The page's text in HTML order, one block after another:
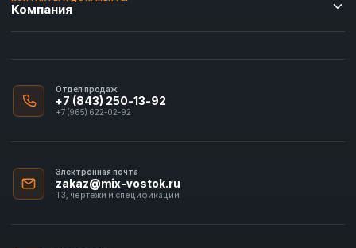
Компания
Отдел продаж
+7 (843) 250-13-92
+7 (965) 622-02-92
Электронная почта
zakaz@mix-vostok.ru
ТЗ, чертежи и спецификации